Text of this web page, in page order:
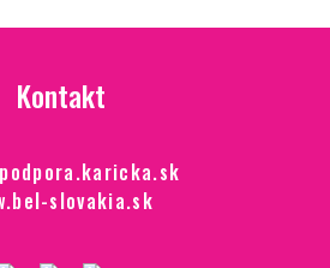
Kontakt
slovakia.sk